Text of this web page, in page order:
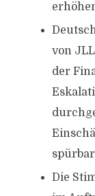
von
der
Die